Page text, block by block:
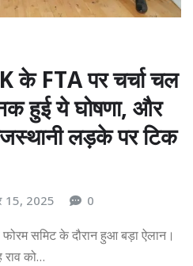
के FTA पर चर्चा चल
हुई ये घोषणा, और
लड़के पर टिक
15, 2025 0
समिट के दौरान हुआ बड़ा ऐलान।
राव को…